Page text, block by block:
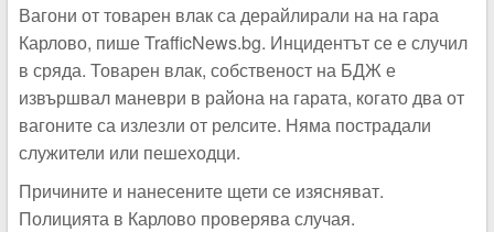
Вагони от товарен влак са дерайлирали на на гара
Карлово, пише TrafficNews.bg. Инцидентът се е случил
в сряда. Товарен влак, собственост на БДЖ е
извършвал маневри в района на гарата, когато два от
вагоните са излезли от релсите. Няма пострадали
служители или пешеходци.
Причините и нанесените щети се изясняват.
Полицията в Карлово проверява случая.